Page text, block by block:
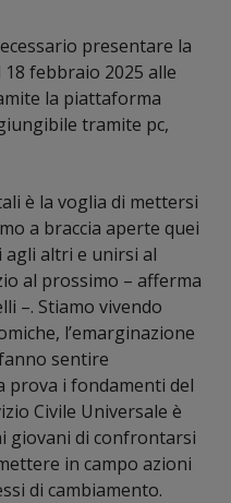
presentare la
febbraio 2025 alle
la piattaforma
tramite pc,
è la voglia di mettersi
a braccia aperte quei
altri e unirsi al
al prossimo – afferma
–. Stiamo vivendo
l’emarginazione
sentire
prova i fondamenti del
Civile Universale è
giovani di confrontarsi
in campo azioni
di cambiamento.